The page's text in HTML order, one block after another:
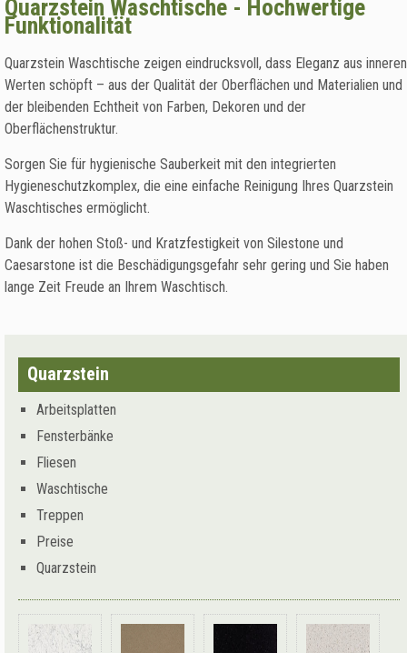
Quarzstein Waschtische - Hochwertige
Funktionalität
Quarzstein Waschtische zeigen eindrucksvoll, dass Eleganz aus inneren
Werten schöpft – aus der Qualität der Oberflächen und Materialien und
der bleibenden Echtheit von Farben, Dekoren und der
Oberflächenstruktur.
Sorgen Sie für hygienische Sauberkeit mit den integrierten
Hygieneschutzkomplex, die eine einfache Reinigung Ihres Quarzstein
Waschtisches ermöglicht.
Dank der hohen Stoß- und Kratzfestigkeit von Silestone und
Caesarstone ist die Beschädigungsgefahr sehr gering und Sie haben
lange Zeit Freude an Ihrem Waschtisch.
Quarzstein
Arbeitsplatten
Fensterbänke
Fliesen
Waschtische
Treppen
Preise
Quarzstein